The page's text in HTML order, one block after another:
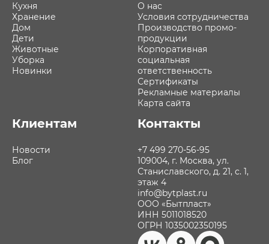
Кухня
Хранение
Дом
Дети
Животные
Уборка
Новинки
О нас
Условия сотрудничества
Производство промо-
продукции
Корпоративная
социальная
ответственность
Сертификаты
Рекламные материалы
Карта сайта
Клиентам
Новости
Блог
Контакты
+7 499 270-56-95
109004, г. Москва, ул.
Станиславского, д. 21, с. 1,
этаж 4
info@bytplast.ru
ООО «Бытпласт»
ИНН 5011018520
ОГРН 1035002350195